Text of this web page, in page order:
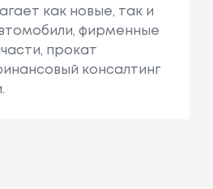
как новые, так и
фирменные
прокат
консалтинг